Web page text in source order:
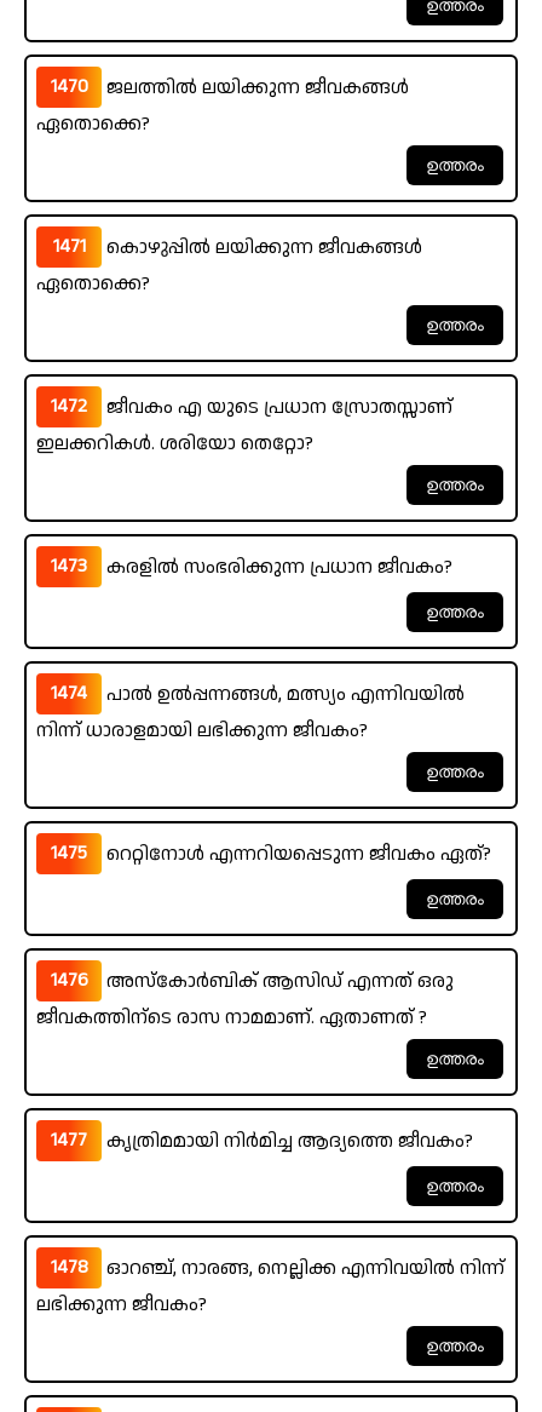
1470
ജലത്തിൽ ലയിക്കുന്ന ജീവകങ്ങൾ
ഏതൊക്കെ?
1471
കൊഴുപ്പിൽ ലയിക്കുന്ന ജീവകങ്ങൾ
ഏതൊക്കെ?
1472
ജീവകം എ യുടെ പ്രധാന സ്രോതസ്സാണ്
ഇലക്കറികൾ. ശരിയോ തെറ്റോ?
1473 കരളിൽ സംഭരിക്കുന്ന പ്രധാന ജീവകം?
1474
പാൽ ഉൽപ്പന്നങ്ങൾ, മത്സ്യം എന്നിവയിൽ
നിന്ന് ധാരാളമായി ലഭിക്കുന്ന ജീവകം?
1475 റെറ്റിനോൾ എന്നറിയപ്പെടുന്ന ജീവകം ഏത്?
1476
അസ്‌കോർബിക് ആസിഡ് എന്നത് ഒരു
ജീവകത്തിന്ടെ രാസ നാമമാണ്. ഏതാണത് ?
1477 കൃത്രിമമായി നിർമിച്ച ആദ്യത്തെ ജീവകം?
1478
ഓറഞ്ച്, നാരങ്ങ, നെല്ലിക്ക എന്നിവയിൽ നിന്ന്
ലഭിക്കുന്ന ജീവകം?